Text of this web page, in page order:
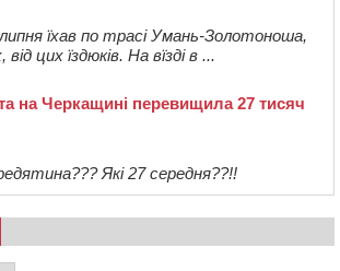
їхав по трасі Умань-Золотоноша,
цих їздюків. На вїзді в ...
на Черкащині перевищила 27 тисяч
Які 27 середня??!!